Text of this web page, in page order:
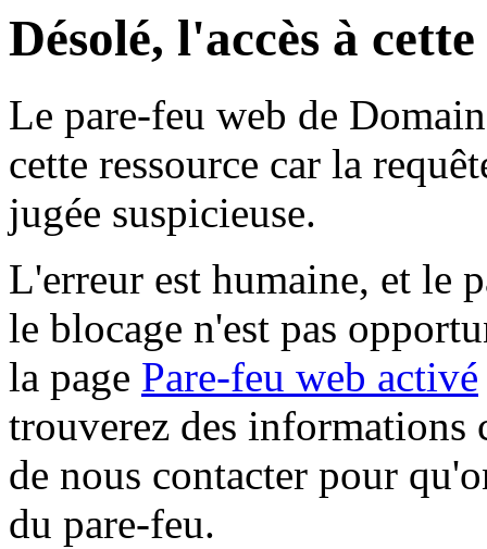
Désolé, l'accès à
Le pare-feu web de
cette ressource car la
jugée suspicieuse.
L'erreur est humaine, et le
le blocage n'est pas
la page Pare-feu web activé
trouverez des informations
de nous contacter pour
du pare-feu.